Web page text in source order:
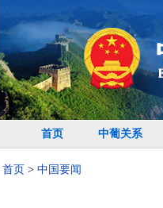
首页 中葡关系
首页 > 中国要闻